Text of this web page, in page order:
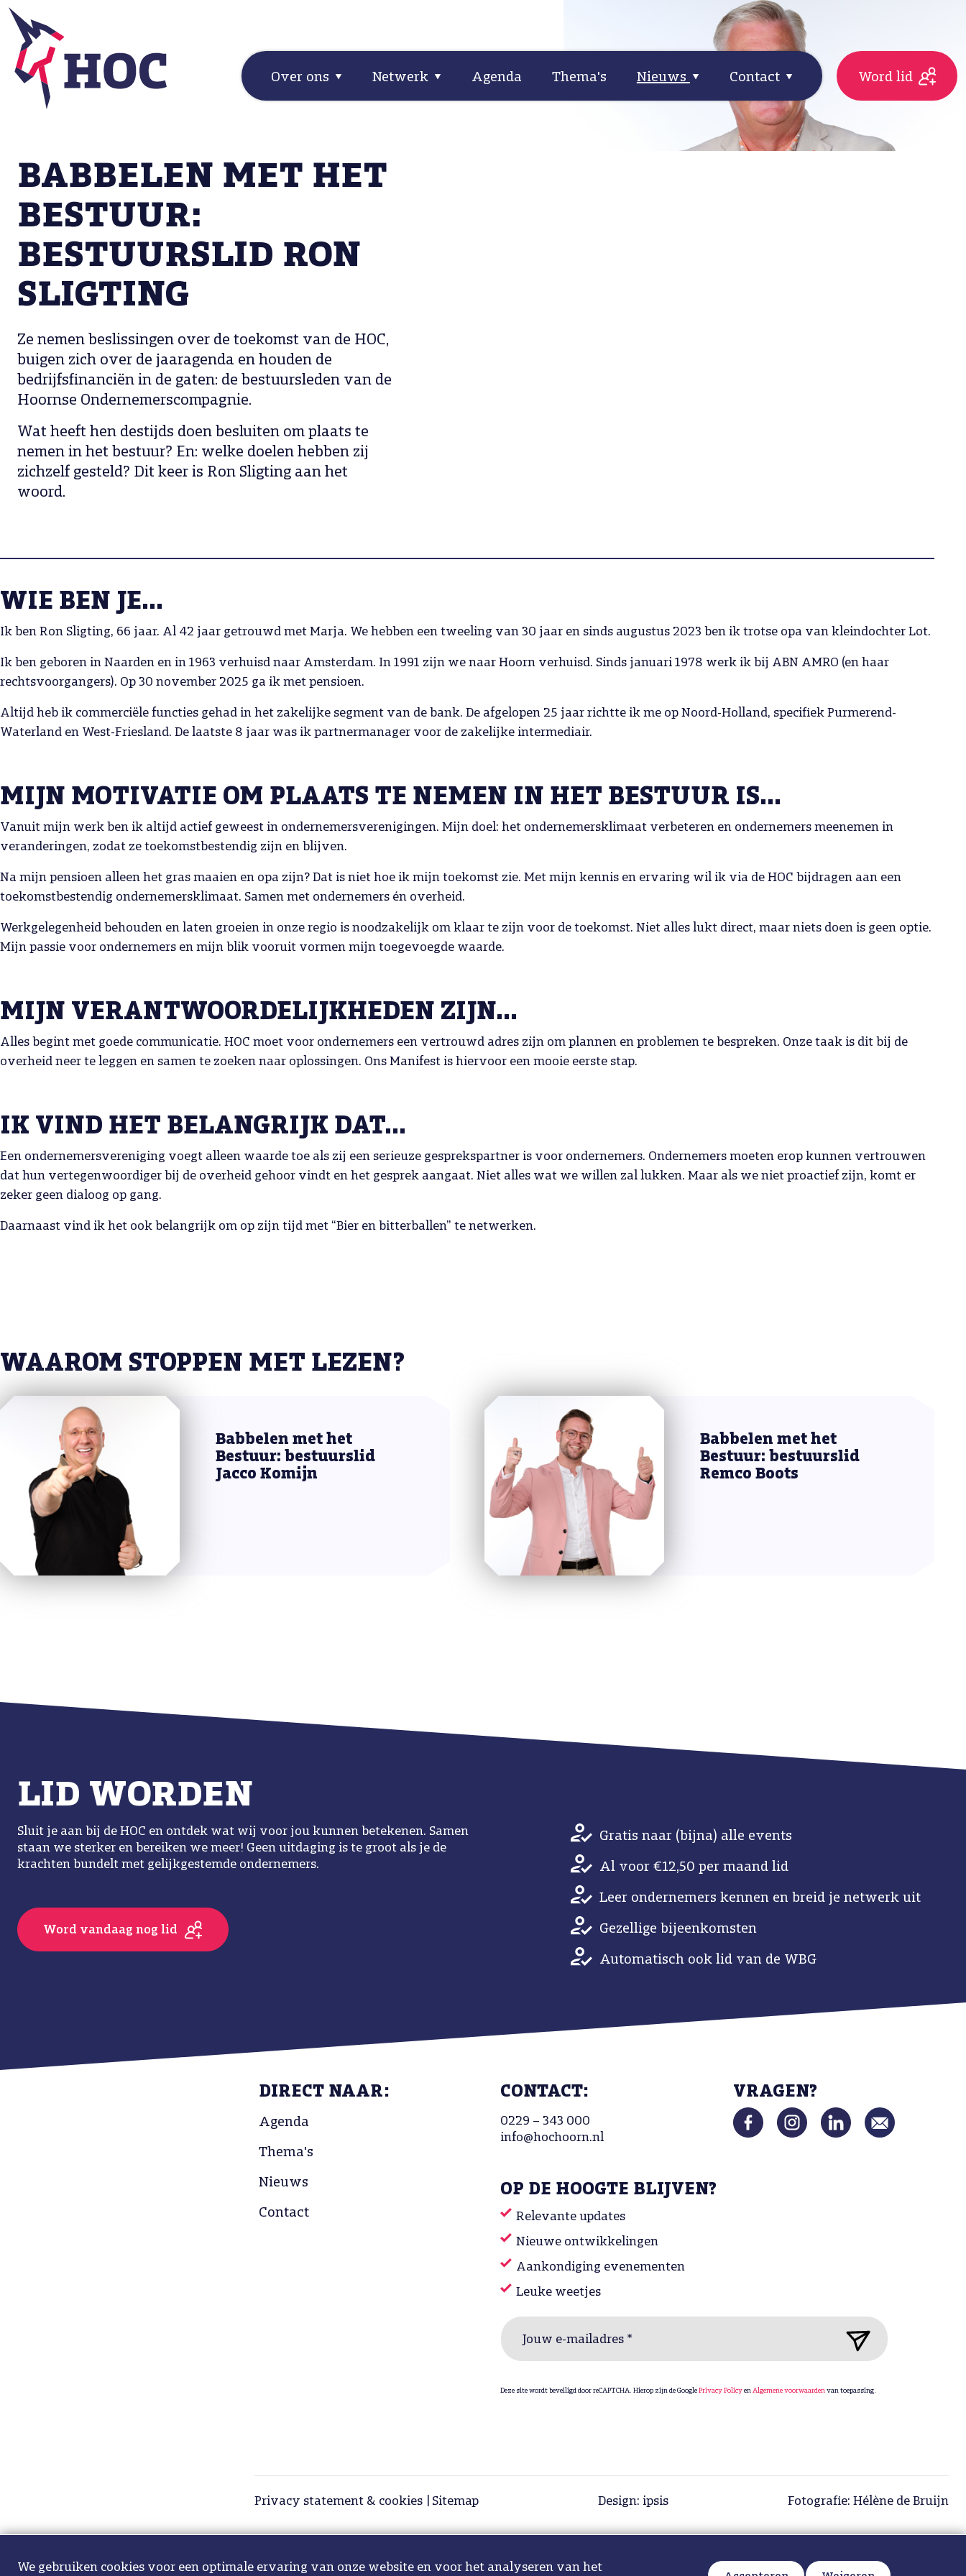
We gebruiken cookies voor een optimale ervaring van onze website en voor het analyseren van het
Word lid
Over ons Netwerk Agenda Thema's Nieuws Contact
BABBELEN MET HET
BESTUUR:
BESTUURSLID RON
SLIGTING
Ze nemen beslissingen over de toekomst van de HOC,
buigen zich over de jaaragenda en houden de
bedrijfsfinanciën in de gaten: de bestuursleden van de
Hoornse Ondernemerscompagnie.
Wat heeft hen destijds doen besluiten om plaats te
nemen in het bestuur? En: welke doelen hebben zij
zichzelf gesteld? Dit keer is Ron Sligting aan het
woord.
WIE BEN JE…
Ik ben Ron Sligting, 66 jaar. Al 42 jaar getrouwd met Marja. We hebben een tweeling van 30 jaar en sinds augustus 2023 ben ik trotse opa van kleindochter Lot.
Ik ben geboren in Naarden en in 1963 verhuisd naar Amsterdam. In 1991 zijn we naar Hoorn verhuisd. Sinds januari 1978 werk ik bij ABN AMRO (en haar
rechtsvoorgangers). Op 30 november 2025 ga ik met pensioen.
Altijd heb ik commerciële functies gehad in het zakelijke segment van de bank. De afgelopen 25 jaar richtte ik me op Noord-Holland, specifiek Purmerend-
Waterland en West-Friesland. De laatste 8 jaar was ik partnermanager voor de zakelijke intermediair.
MIJN MOTIVATIE OM PLAATS TE NEMEN IN HET BESTUUR IS…
Vanuit mijn werk ben ik altijd actief geweest in ondernemersverenigingen. Mijn doel: het ondernemersklimaat verbeteren en ondernemers meenemen in
veranderingen, zodat ze toekomstbestendig zijn en blijven.
Na mijn pensioen alleen het gras maaien en opa zijn? Dat is niet hoe ik mijn toekomst zie. Met mijn kennis en ervaring wil ik via de HOC bijdragen aan een
toekomstbestendig ondernemersklimaat. Samen met ondernemers én overheid.
Werkgelegenheid behouden en laten groeien in onze regio is noodzakelijk om klaar te zijn voor de toekomst. Niet alles lukt direct, maar niets doen is geen optie.
Mijn passie voor ondernemers en mijn blik vooruit vormen mijn toegevoegde waarde.
MIJN VERANTWOORDELIJKHEDEN ZIJN...
Alles begint met goede communicatie. HOC moet voor ondernemers een vertrouwd adres zijn om plannen en problemen te bespreken. Onze taak is dit bij de
overheid neer te leggen en samen te zoeken naar oplossingen. Ons Manifest is hiervoor een mooie eerste stap.
IK VIND HET BELANGRIJK DAT…
Een ondernemersvereniging voegt alleen waarde toe als zij een serieuze gesprekspartner is voor ondernemers. Ondernemers moeten erop kunnen vertrouwen
dat hun vertegenwoordiger bij de overheid gehoor vindt en het gesprek aangaat. Niet alles wat we willen zal lukken. Maar als we niet proactief zijn, komt er
zeker geen dialoog op gang.
Daarnaast vind ik het ook belangrijk om op zijn tijd met “Bier en bitterballen” te netwerken.
WAAROM STOPPEN MET LEZEN?
Babbelen met het
Bestuur: bestuurslid
Jacco Komijn
Babbelen met het
Bestuur: bestuurslid
Remco Boots
LID WORDEN
Gratis naar (bijna) alle events
Al voor €12,50 per maand lid
Leer ondernemers kennen en breid je netwerk uit
Gezellige bijeenkomsten
Automatisch ook lid van de WBG
Sluit je aan bij de HOC en ontdek wat wij voor jou kunnen betekenen. Samen
staan we sterker en bereiken we meer! Geen uitdaging is te groot als je de
krachten bundelt met gelijkgestemde ondernemers.
Word vandaag nog lid
DIRECT NAAR:
Agenda
Thema's
Nieuws
Contact
CONTACT:
0229 – 343 000
info@hochoorn.nl
VRAGEN?
OP DE HOOGTE BLIJVEN?
Relevante updates
Nieuwe ontwikkelingen
Aankondiging evenementen
Leuke weetjes
Jouw e-mailadres *
Deze site wordt beveiligd door reCAPTCHA. Hierop zijn de GooglePrivacy PolicyenAlgemene voorwaardenvan toepassing.
Privacy statement & cookies Sitemap Design: ipsis Fotografie: Hélène de Bruijn